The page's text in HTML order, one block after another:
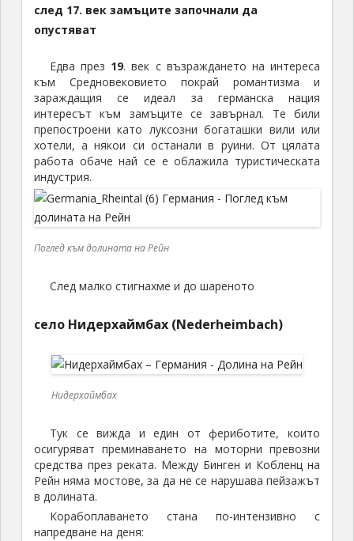
след 17. век замъците започнали да
опустяват
Едва през 19. век с възраждането на интереса
към Средновековието покрай романтизма и
зараждащия се идеал за германска нация
интересът към замъците се завърнал. Те били
препостроени като луксозни богаташки вили или
хотели, а някои си останали в руини. От цялата
работа обаче най се е облажила туристическата
индустрия.
Поглед към долината на Рейн
След малко стигнахме и до шареното
село Нидерхаймбах (Nederheimbach)
Нидерхаймбах
Тук се вижда и един от фериботите, които
осигуряват преминаването на моторни превозни
средства през реката. Между Бинген и Кобленц на
Рейн няма мостове, за да не се нарушава пейзажът
в долината.
Корабоплаването стана по-интензивно с
напредване на деня: